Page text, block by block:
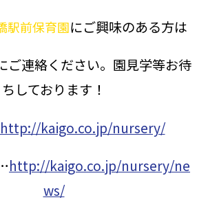
駅前保育園にご興味のある方は
ご連絡ください。園見学等お待
ちしております！
http://kaigo.co.jp/nursery/
http://kaigo.co.jp/nursery/ne
ws/